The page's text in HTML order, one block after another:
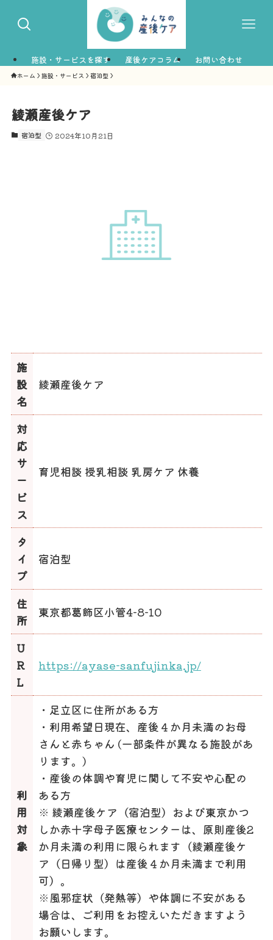
施設・サービスを探す 産後ケアコラム お問い合わせ
ホーム 施設・サービス 宿泊型
綾瀬産後ケア
宿泊型 2024年10月21日
施
設
名
綾瀬産後ケア
対
応
サ
ー
ビ
ス
育児相談 授乳相談 乳房ケア 休養
タ
イ
プ
宿泊型
住
所
東京都葛飾区小管4-8-10
U
R
L
https://ayase-sanfujinka.jp/
利
用
対
象
・足立区に住所がある方
・利用希望日現在、産後４か月未満のお母
さんと赤ちゃん (一部条件が異なる施設があ
ります。)
・産後の体調や育児に関して不安や心配の
ある方
※ 綾瀬産後ケア（宿泊型）および東京かつ
しか赤十字母子医療センターは、原則産後2
か月未満の利用に限られます（綾瀬産後ケ
ア（日帰り型）は産後４か月未満まで利用
可）。
※風邪症状（発熱等）や体調に不安がある
場合は、ご利用をお控えいただきますよう
お願いします。